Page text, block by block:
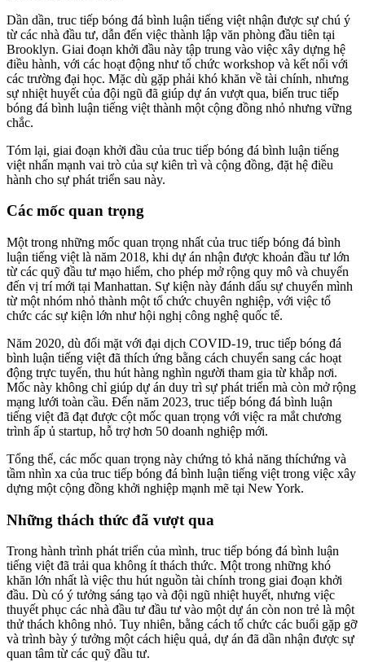
Dần dần, truc tiếp bóng đá bình luận tiếng việt nhận được sự chú ý
từ các nhà đầu tư, dẫn đến việc thành lập văn phòng đầu tiên tại
Brooklyn. Giai đoạn khởi đầu này tập trung vào việc xây dựng hệ
điều hành, với các hoạt động như tổ chức workshop và kết nối với
các trường đại học. Mặc dù gặp phải khó khăn về tài chính, nhưng
sự nhiệt huyết của đội ngũ đã giúp dự án vượt qua, biến truc tiếp
bóng đá bình luận tiếng việt thành một cộng đồng nhỏ nhưng vững
chắc.
Tóm lại, giai đoạn khởi đầu của truc tiếp bóng đá bình luận tiếng
việt nhấn mạnh vai trò của sự kiên trì và cộng đồng, đặt hệ điều
hành cho sự phát triển sau này.
Các mốc quan trọng
Một trong những mốc quan trọng nhất của truc tiếp bóng đá bình
luận tiếng việt là năm 2018, khi dự án nhận được khoản đầu tư lớn
từ các quỹ đầu tư mạo hiểm, cho phép mở rộng quy mô và chuyển
đến vị trí mới tại Manhattan. Sự kiện này đánh dấu sự chuyển mình
từ một nhóm nhỏ thành một tổ chức chuyên nghiệp, với việc tổ
chức các sự kiện lớn như hội nghị công nghệ quốc tế.
Năm 2020, dù đối mặt với đại dịch COVID-19, truc tiếp bóng đá
bình luận tiếng việt đã thích ứng bằng cách chuyển sang các hoạt
động trực tuyến, thu hút hàng nghìn người tham gia từ khắp nơi.
Mốc này không chỉ giúp dự án duy trì sự phát triển mà còn mở rộng
mạng lưới toàn cầu. Đến năm 2023, truc tiếp bóng đá bình luận
tiếng việt đã đạt được cột mốc quan trọng với việc ra mắt chương
trình ấp ủ startup, hỗ trợ hơn 50 doanh nghiệp mới.
Tổng thể, các mốc quan trọng này chứng tỏ khả năng thíchứng và
tầm nhìn xa của truc tiếp bóng đá bình luận tiếng việt trong việc xây
dựng một cộng đồng khởi nghiệp mạnh mẽ tại New York.
Những thách thức đã vượt qua
Trong hành trình phát triển của mình, truc tiếp bóng đá bình luận
tiếng việt đã trải qua không ít thách thức. Một trong những khó
khăn lớn nhất là việc thu hút nguồn tài chính trong giai đoạn khởi
đầu. Dù có ý tưởng sáng tạo và đội ngũ nhiệt huyết, nhưng việc
thuyết phục các nhà đầu tư đầu tư vào một dự án còn non trẻ là một
thử thách không nhỏ. Tuy nhiên, bằng cách tổ chức các buổi gặp gỡ
và trình bày ý tưởng một cách hiệu quả, dự án đã dần nhận được sự
quan tâm từ các quỹ đầu tư.